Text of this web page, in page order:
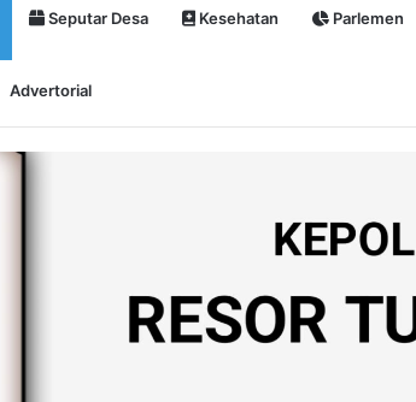
Seputar Desa Kesehatan Parlemen
Advertorial